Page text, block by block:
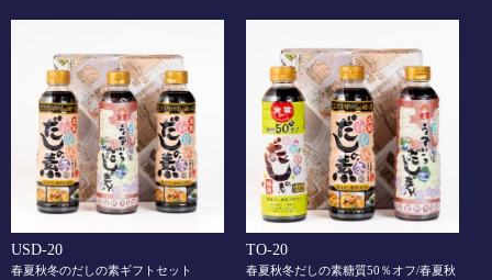
USD-20
春夏秋冬のだしの素ギフトセット
TO-20
春夏秋冬だしの素糖質50％オフ/春夏秋